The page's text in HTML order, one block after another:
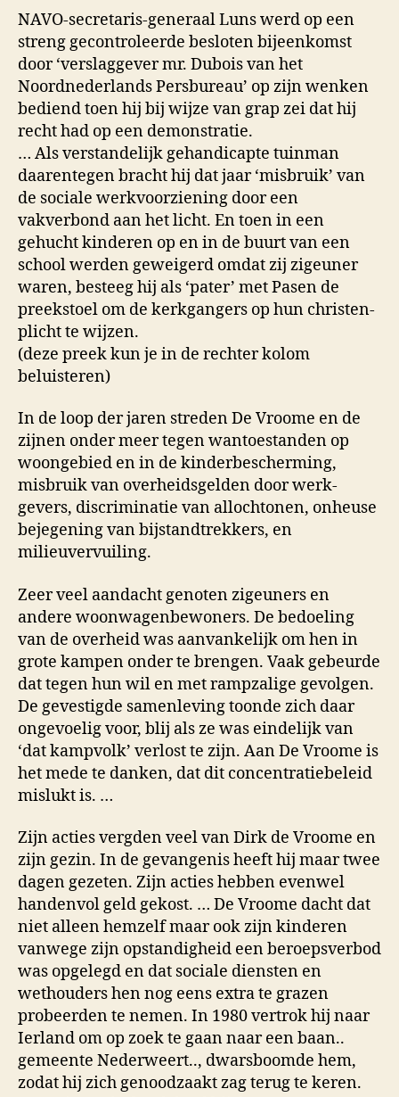
NAVO‑se­cre­taris‑generaal Luns werd op een
streng gecontroleer­de besloten bijeenkomst
door ‘ver­slaggever mr. Dubois van het
Noordnederlands Persbu­reau’ op zijn wenken
bediend toen hij bij wijze van grap zei dat hij
recht had op een demonstra­tie.
… Als verstandelijk gehandicapte tuinman
daaren­tegen bracht hij dat jaar ‘mis­bruik’ van
de sociale werkvoor­ziening door een
vakverbond aan het licht. En toen in een
gehucht kinderen op en in de buurt van een
school werden geweigerd omdat zij zigeuner
waren, besteeg hij als ‘pater’ met Pasen de
preek­stoel om de kerkgan­gers op hun chris­ten­
plicht te wijzen.
(deze preek kun je in de rechter kolom
beluisteren)
In de loop der jaren streden De Vroome en de
zijnen onder meer tegen wantoestanden op
woonge­bied en in de kinderbescherming,
misbruik van overheidsgelden door werk­
gevers, discriminatie van allochtonen, onheuse
bejegening van bijstandtrekkers, en
milieuvervuiling.
Zeer veel aandacht genoten zigeuners en
andere woonwagen­bewo­ners. De bedoeling
van de overheid was aanvanke­lijk om hen in
grote kampen onder te brengen. Vaak gebeurde
dat tegen hun wil en met rampzalige gevolgen.
De gevestigde samen­leving toonde zich daar
ongevoelig voor, blij als ze was eindelijk van
‘dat kampvolk’ verlost te zijn. Aan De Vroome is
het mede te dan­ken, dat dit concentratiebeleid
mislukt is. …
Zijn acties vergden veel van Dirk de Vroome en
zijn gezin. In de gevangenis heeft hij maar twee
dagen gezeten. Zijn actie­s hebben evenwel
handenvol geld gekost. … De Vroome dacht dat
niet alleen hemzelf maar ook zijn kinderen
vanwege zijn op­standig­heid een beroepsverbod
was opgelegd en dat sociale diensten en
wethou­ders hen nog eens extra te grazen
probeerden te nemen. In 1980 vertrok hij naar
Ierland om op zoek te gaan naar een baan..
gemeente Nederweert.., dwarsboomde hem,
zodat hij zich genoodzaakt zag terug te keren.